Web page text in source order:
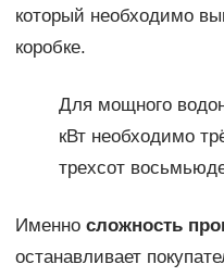
который необходимо
коробке.
Для мощного
кВт необходимо
трехсот
Именно сложность
останавливает